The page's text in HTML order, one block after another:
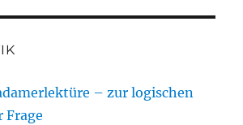
– zur logischen
Frage